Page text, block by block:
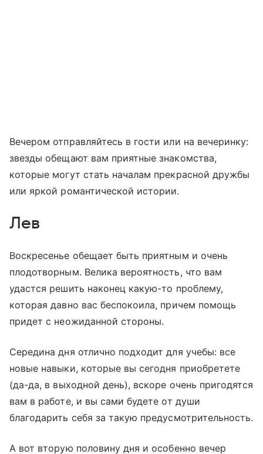
Вечером отправляйтесь в гости или на вечеринку:
звезды обещают вам приятные знакомства,
которые могут стать началам прекрасной дружбы
или яркой романтической истории.
Лев
Воскресенье обещает быть приятным и очень
плодотворным. Велика вероятность, что вам
удастся решить наконец какую-то проблему,
которая давно вас беспокоила, причем помощь
придет с неожиданной стороны.
Середина дня отлично подходит для учебы: все
новые навыки, которые вы сегодня приобретете
(да-да, в выходной день), вскоре очень пригодятся
вам в работе, и вы сами будете от души
благодарить себя за такую предусмотрительность.
А вот вторую половину дня и особенно вечер